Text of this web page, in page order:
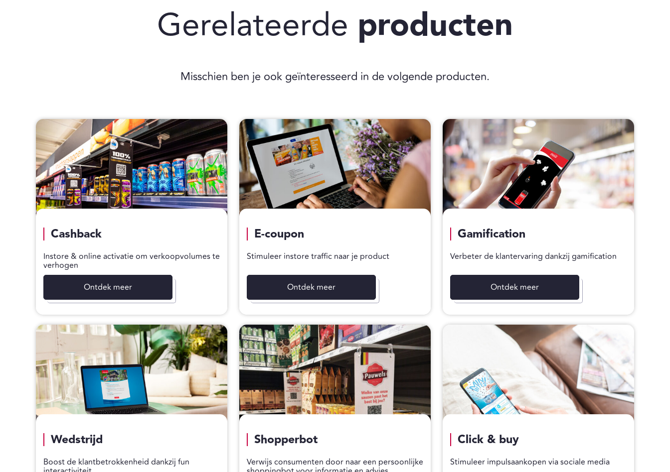
Gerelateerde producten
Misschien ben je ook geïnteresseerd in de volgende producten.
Cashback
Instore & online activatie om verkoopvolumes te
verhogen
Ontdek meer
E-coupon
Stimuleer instore traffic naar je product
Ontdek meer
Gamification
Verbeter de klantervaring dankzij gamification
Ontdek meer
Wedstrijd
Boost de klantbetrokkenheid dankzij fun
Shopperbot
Verwijs consumenten door naar een persoonlijke
Click & buy
Stimuleer impulsaankopen via sociale media